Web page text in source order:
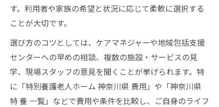
す。利用者や家族の希望と状況に応じて柔軟に選択する
ことが大切です。
選び方のコツとしては、ケアマネジャーや地域包括支援
センターへの早めの相談、複数の施設・サービスの見
学、現場スタッフの意見を聞くことが挙げられます。特
に「特別養護老人ホーム 神奈川県 費用」や「神奈川県
特 養 一覧」などで費用や条件を比較し、ご自身のライフ